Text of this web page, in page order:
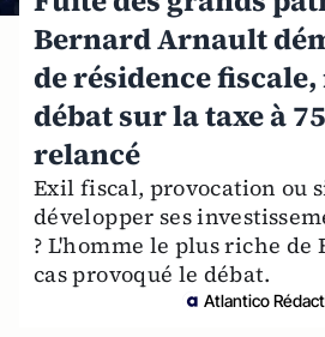
Bernard Arnault
de résidence fiscale,
débat sur la taxe à
relancé
Exil fiscal, provocation ou
développer ses
? L'homme le plus riche de
cas provoqué le débat.
Atlantico